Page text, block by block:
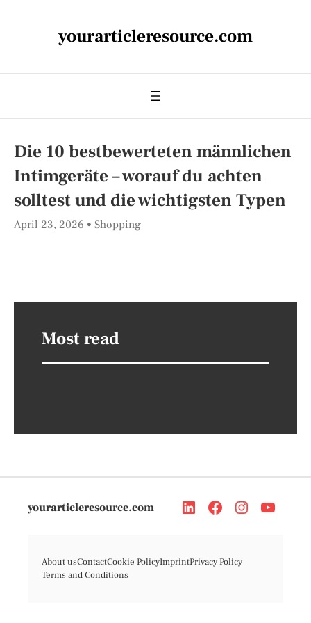
yourarticleresource.com
Die 10 bestbewerteten männlichen
Intimgeräte – worauf du achten
solltest und die wichtigsten Typen
April 23, 2026 Shopping
Most read
yourarticleresource.com
About usContactCookie PolicyImprintPrivacy Policy
Terms and Conditions